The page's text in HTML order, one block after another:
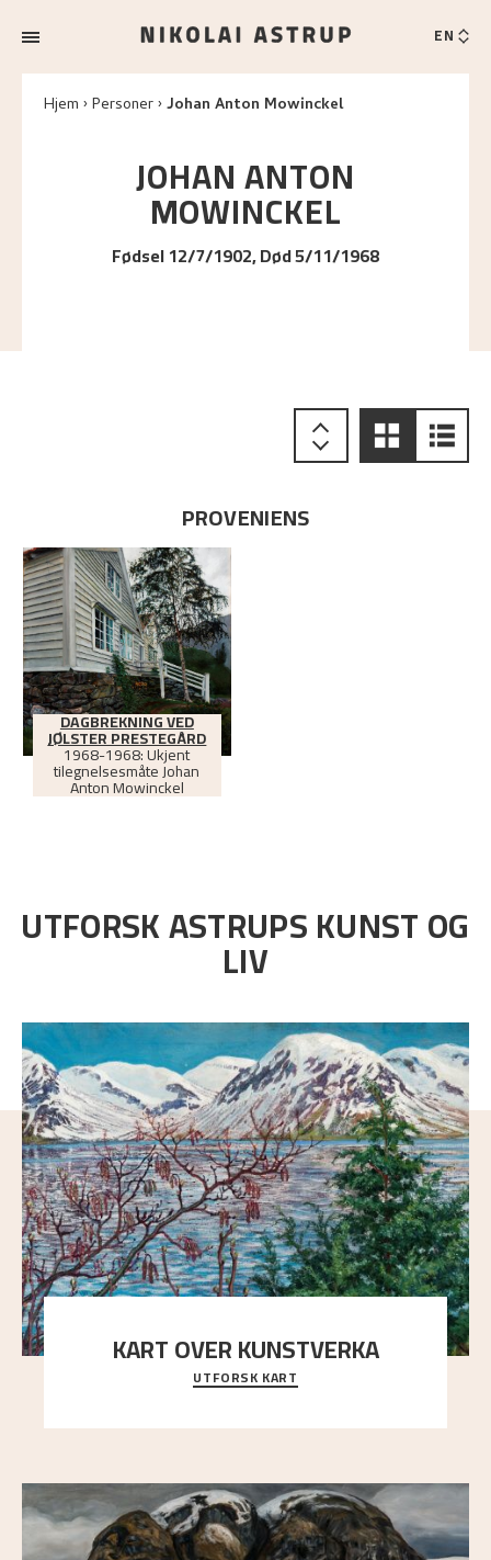
EN
Hjem Personer Johan Anton Mowinckel
JOHAN ANTON
MOWINCKEL
Fødsel 12/7/1902, Død 5/11/1968
PROVENIENS
DAGBREKNING VED
JØLSTER PRESTEGÅRD
1968-1968: Ukjent
tilegnelsesmåte Johan
Anton Mowinckel
UTFORSK ASTRUPS KUNST OG
LIV
KART OVER KUNSTVERKA
Utforsk stedene og utsiktene i Astrups malerier
UTFORSK KART